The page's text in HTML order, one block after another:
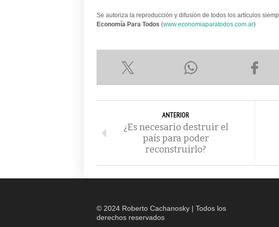
Se autoriza la reproducción y difusión de todos los artículos
Economía Para Todos (www.economiaparatodos.com.ar)
ANTERIOR
¿Es necesario destruir el
país para poder
reconstruirlo?
© 2024 Roberto Cachanosky | Todos los
derechos reservados